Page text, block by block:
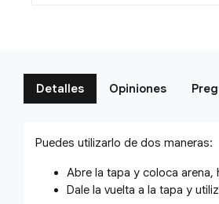
Detalles Opiniones
Puedes utilizarlo de dos maneras:
Abre la tapa y coloca
Dale la vuelta a la tapa y